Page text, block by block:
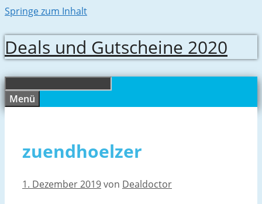
Springe zum Inhalt
Deals und Gutscheine 2020
Menü
zuendhoelzer
1. Dezember 2019von Dealdoctor